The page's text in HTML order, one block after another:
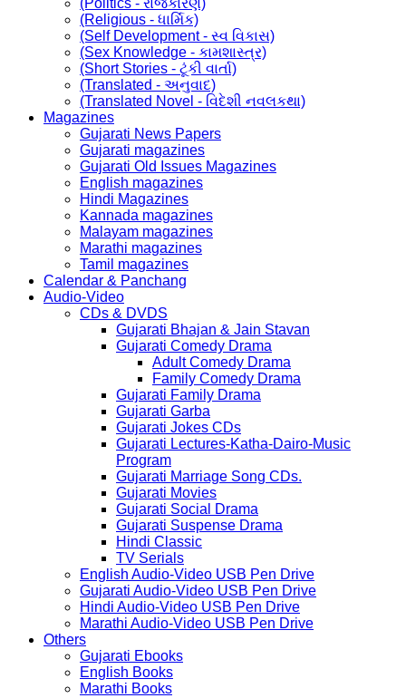
(Politics - રાજકારણ)
(Religious - ધાર્મિક)
(Self Development - સ્વ વિકાસ)
(Sex Knowledge - કામશાસ્ત્ર)
(Short Stories - ટૂંકી વાર્તા)
(Translated - અનુવાદ)
(Translated Novel - વિદેશી નવલકથા)
Magazines
Gujarati News Papers
Gujarati magazines
Gujarati Old Issues Magazines
English magazines
Hindi Magazines
Kannada magazines
Malayam magazines
Marathi magazines
Tamil magazines
Calendar & Panchang
Audio-Video
CDs & DVDS
Gujarati Bhajan & Jain Stavan
Gujarati Comedy Drama
Adult Comedy Drama
Family Comedy Drama
Gujarati Family Drama
Gujarati Garba
Gujarati Jokes CDs
Gujarati Lectures-Katha-Dairo-Music
Program
Gujarati Marriage Song CDs.
Gujarati Movies
Gujarati Social Drama
Gujarati Suspense Drama
Hindi Classic
TV Serials
English Audio-Video USB Pen Drive
Gujarati Audio-Video USB Pen Drive
Hindi Audio-Video USB Pen Drive
Marathi Audio-Video USB Pen Drive
Others
Gujarati Ebooks
English Books
Marathi Books